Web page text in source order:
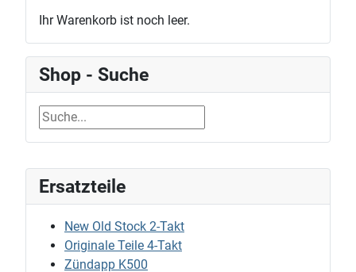
Ersatzteile
New Old Stock 2-Takt
Originale Teile 4-Takt
Zündapp K500
Ihr Warenkorb ist noch leer.
Shop - Suche